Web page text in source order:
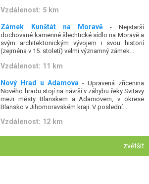
Vzdálenost: 5 km
Zámek Kunštát na Moravě- Nejstarší
dochované kamenné šlechtické sídlo na Moravě a
svým architektonickým vývojem i svou historií
(zejména v 15. století) velmi významný zámek...
Vzdálenost: 11 km
Nový Hrad u Adamova - Upravená zřícenina
Nového hradu stojí na návrší v záhybu řeky Svitavy
mezi městy Blanskem a Adamovem, v okrese
Blansko v Jihomoravském kraji. V poslední...
Vzdálenost: 12 km
zvětšit